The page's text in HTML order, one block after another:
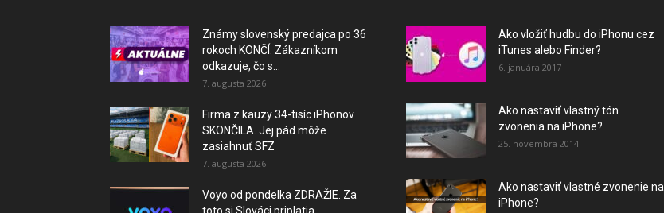
Známy slovenský predajca po 36
rokoch KONČÍ. Zákazníkom
odkazuje, čo s...
7. augusta 2026
Firma z kauzy 34-tisíc iPhonov
SKONČILA. Jej pád môže
zasiahnuť SFZ
7. augusta 2026
Voyo od pondelka ZDRAŽIE. Za
Ako vložiť hudbu do iPhonu cez
iTunes alebo Finder?
6. januára 2017
Ako nastaviť vlastný tón
zvonenia na iPhone?
25. novembra 2014
Ako nastaviť vlastné zvonenie na
iPhone?